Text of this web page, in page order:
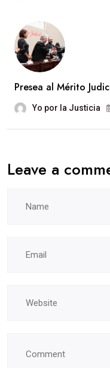
Presea al Mérito
Yo por la Justicia
Leave a